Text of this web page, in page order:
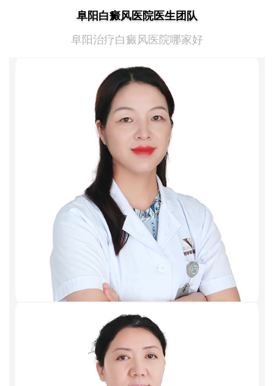
阜阳白癜风医院医生团队
阜阳治疗白癜风医院哪家好